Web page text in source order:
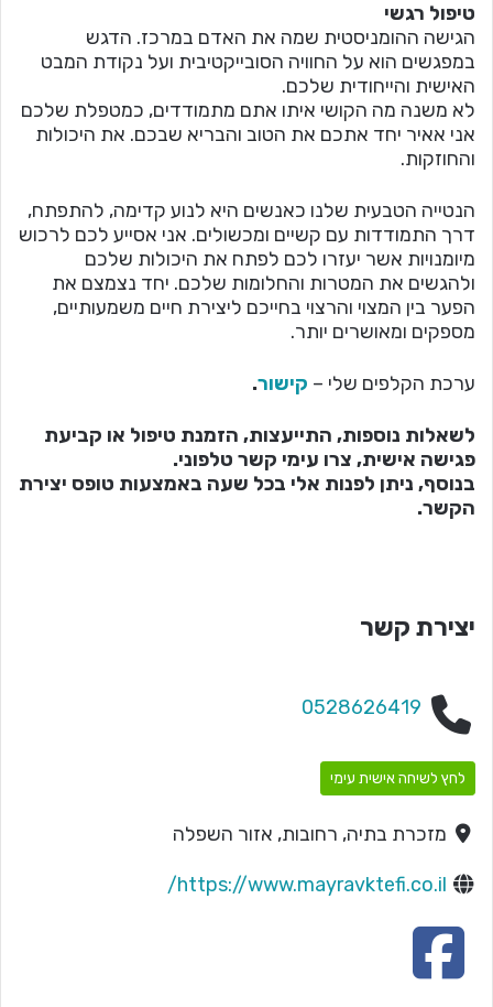
טיפול רגשי
הגישה ההומניסטית שמה את האדם במרכז. הדגש
במפגשים הוא על החוויה הסובייקטיבית ועל נקודת המבט
האישית והייחודית שלכם.
לא משנה מה הקושי איתו אתם מתמודדים, כמטפלת שלכם
אני אאיר יחד אתכם את הטוב והבריא שבכם. את היכולות
והחוזקות.
הנטייה הטבעית שלנו כאנשים היא לנוע קדימה, להתפתח,
דרך התמודדות עם קשיים ומכשולים. אני אסייע לכם לרכוש
מיומנויות אשר יעזרו לכם לפתח את היכולות שלכם
ולהגשים את המטרות והחלומות שלכם. יחד נצמצם את
הפער בין המצוי והרצוי בחייכם ליצירת חיים משמעותיים,
מספקים ומאושרים יותר.
ערכת הקלפים שלי – קישור.
לשאלות נוספות, התייעצות, הזמנת טיפול או קביעת
פגישה אישית, צרו עימי קשר טלפוני.
בנוסף, ניתן לפנות אלי בכל שעה באמצעות טופס יצירת
הקשר.
יצירת קשר
0528626419
לחץ לשיחה אישית עימי
מזכרת בתיה, רחובות, אזור השפלה
https://www.mayravktefi.co.il/